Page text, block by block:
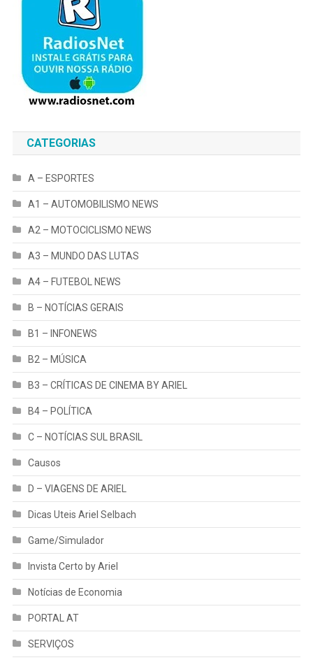
CATEGORIAS
A – ESPORTES
A1 – AUTOMOBILISMO NEWS
A2 – MOTOCICLISMO NEWS
A3 – MUNDO DAS LUTAS
A4 – FUTEBOL NEWS
B – NOTÍCIAS GERAIS
B1 – INFONEWS
B2 – MÚSICA
B3 – CRÍTICAS DE CINEMA BY ARIEL
B4 – POLÍTICA
C – NOTÍCIAS SUL BRASIL
Causos
D – VIAGENS DE ARIEL
Dicas Uteis Ariel Selbach
Game/Simulador
Invista Certo by Ariel
Notícias de Economia
PORTAL AT
SERVIÇOS